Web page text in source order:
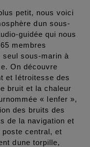
petit, nous voici
dun sous-
guidée qui nous
membres
seul sous-marin à
On découvre
et létroitesse des
bruit et la chaleur
« lenfer »,
des bruits des
de la navigation et
poste central, et
dune torpille,